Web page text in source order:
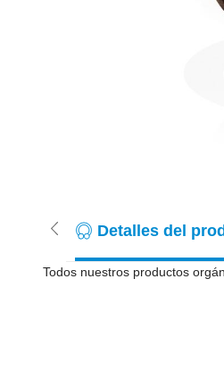
Detalles del
Todos nuestros productos